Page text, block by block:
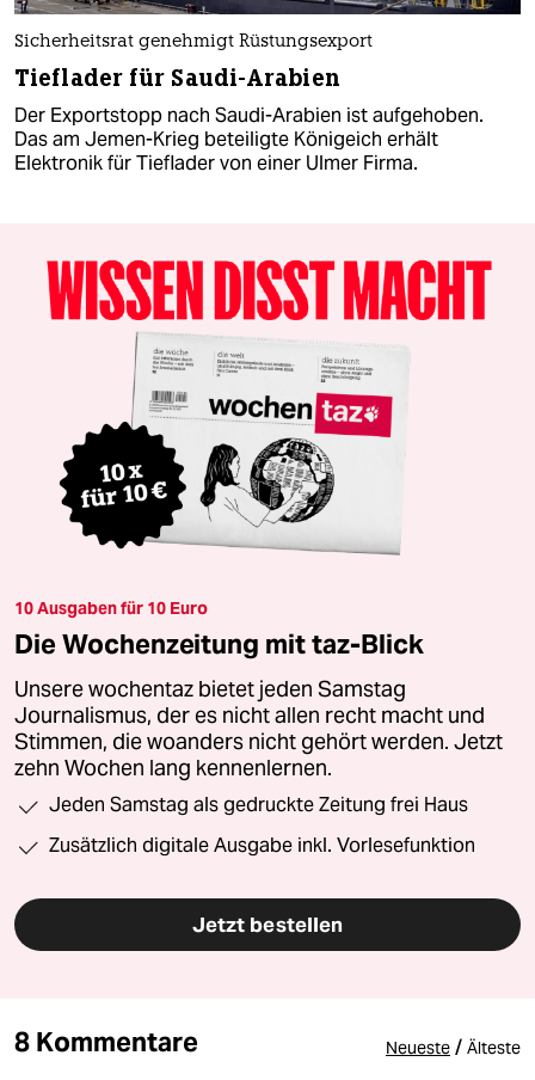
Sicherheitsrat genehmigt Rüstungsexport
Tieflader für Saudi-Arabien
Der Exportstopp nach Saudi-Arabien ist aufgehoben.
Das am Jemen-Krieg beteiligte Königeich erhält
Elektronik für Tieflader von einer Ulmer Firma.
10 Ausgaben für 10 Euro
Die Wochenzeitung mit taz-Blick
Unsere wochentaz bietet jeden Samstag
Journalismus, der es nicht allen recht macht und
Stimmen, die woanders nicht gehört werden. Jetzt
zehn Wochen lang kennenlernen.
Jeden Samstag als gedruckte Zeitung frei Haus
Zusätzlich digitale Ausgabe inkl. Vorlesefunktion
Jetzt bestellen
8 Kommentare Neueste / Älteste